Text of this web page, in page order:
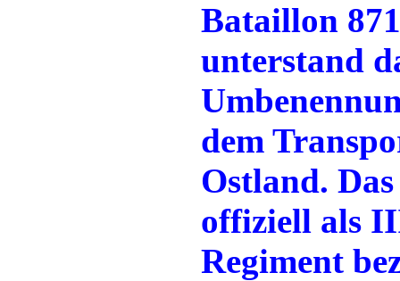
Bataillon
unterstand
dem
Ostland.
offiziell als
Regiment